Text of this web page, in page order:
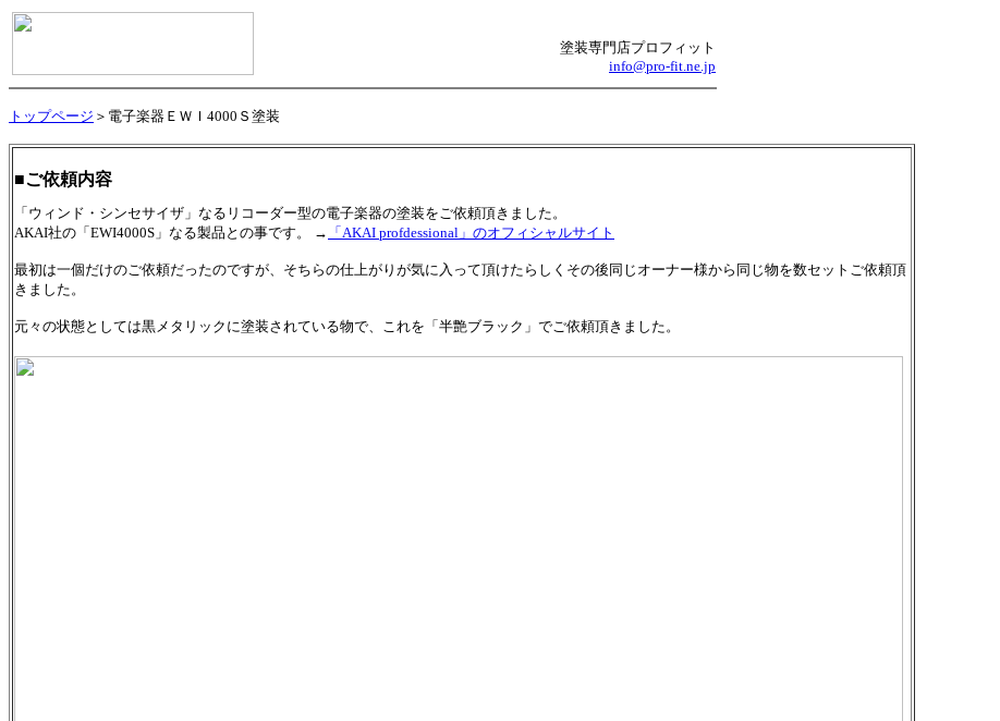
塗装専門店プロフィット
info@pro-fit.ne.jp
トップページ ＞電子楽器ＥＷＩ4000Ｓ塗装
■ご依頼内容
「ウィンド・シンセサイザ」なるリコーダー型の電子楽器の塗装をご依頼頂きました。
AKAI社の「EWI4000S」なる製品との事です。 → 「AKAI profdessional」のオフィシャルサイト
最初は一個だけのご依頼だったのですが、そちらの仕上がりが気に入って頂けたらしくその後同じオーナー様から同じ物を数セットご依頼頂
きました。
元々の状態としては黒メタリックに塗装されている物で、これを「半艶ブラック」でご依頼頂きました。